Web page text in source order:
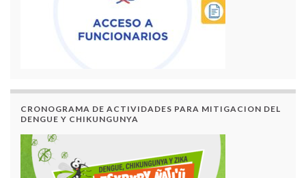
CRONOGRAMA DE ACTIVIDADES PARA MITIGACION DEL
DENGUE Y CHIKUNGUNYA